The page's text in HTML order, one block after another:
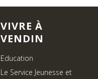
VIVRE À
VENDIN
Education
Le Service Jeunesse et